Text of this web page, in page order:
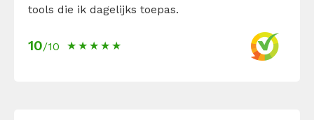
tools die ik dagelijks toepas.
10/10